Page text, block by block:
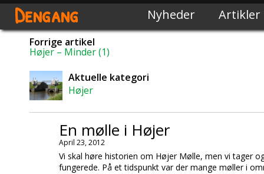
Dengang Nyheder Artikler
Forrige artikel
Højer – Minder (1)
Aktuelle kategori
Højer
En mølle i Højer
April 23, 2012
Vi skal høre historien om Højer Mølle, men vi tager
fungerede. På et tidspunkt var der mange møller i